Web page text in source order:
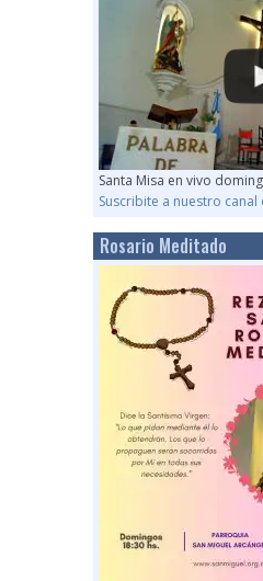
Santa Misa en vivo
Suscribite a nuestro canal
Rosario Meditado